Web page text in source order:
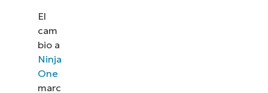
El
cam
bio a
Ninja
One
marc